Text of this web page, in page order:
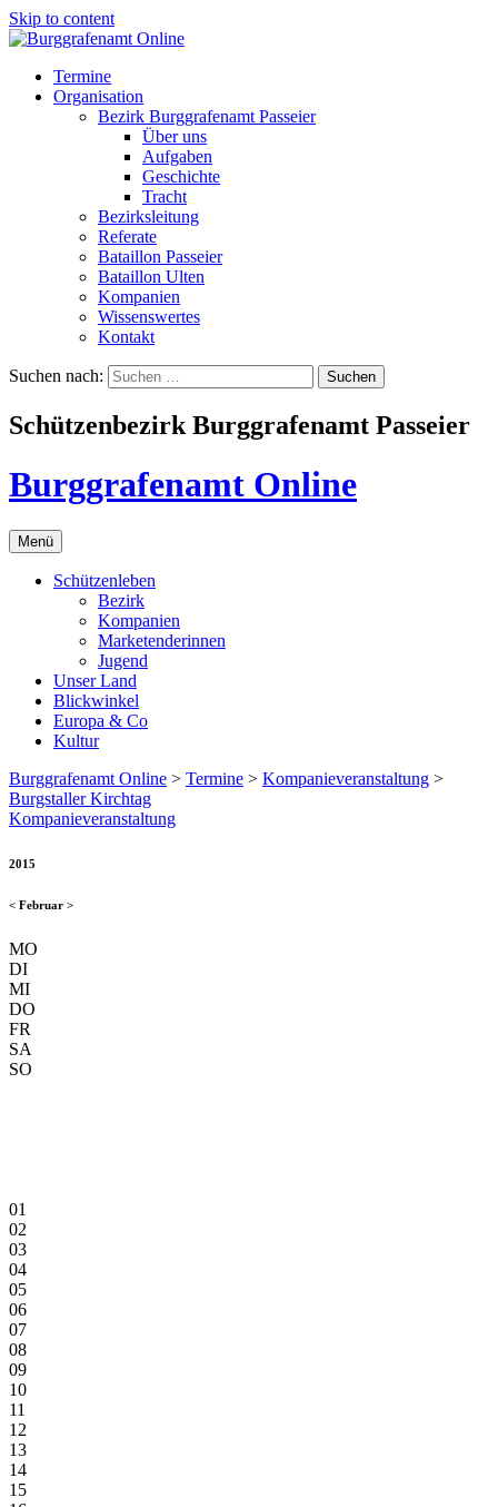
Skip to content
Termine
Organisation
Bezirk Burggrafenamt Passeier
Über uns
Aufgaben
Geschichte
Tracht
Bezirksleitung
Referate
Bataillon Passeier
Bataillon Ulten
Kompanien
Wissenswertes
Kontakt
Suchen nach:
Schützenbezirk Burggrafenamt Passeier
Burggrafenamt Online
Menü
Schützenleben
Bezirk
Kompanien
Marketenderinnen
Jugend
Unser Land
Blickwinkel
Europa & Co
Kultur
Burggrafenamt Online > Termine > Kompanieveranstaltung >
Burgstaller Kirchtag
Kompanieveranstaltung
2015
< Februar >
MO
DI
MI
DO
FR
SA
SO
01
02
03
04
05
06
07
08
09
10
11
12
13
14
15